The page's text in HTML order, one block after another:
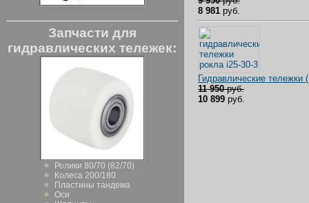
Запчасти для
гидравлических тележек:
Ролики 80/70 (82/70)
Колеса 200/180
Пластины тандема
Оси
8 981 руб.
Гидравлические
11 950руб.
10 899 руб.